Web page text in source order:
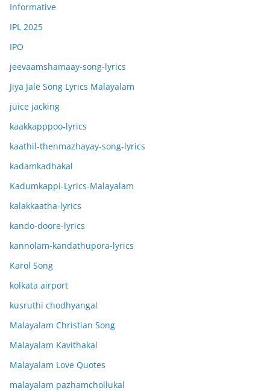
Informative
IPL 2025
IPO
jeevaamshamaay-song-lyrics
Jiya Jale Song Lyrics Malayalam
juice jacking
kaakkapppoo-lyrics
kaathil-thenmazhayay-song-lyrics
kadamkadhakal
Kadumkappi-Lyrics-Malayalam
kalakkaatha-lyrics
kando-doore-lyrics
kannolam-kandathupora-lyrics
Karol Song
kolkata airport
kusruthi chodhyangal
Malayalam Christian Song
Malayalam Kavithakal
Malayalam Love Quotes
malayalam pazhamchollukal